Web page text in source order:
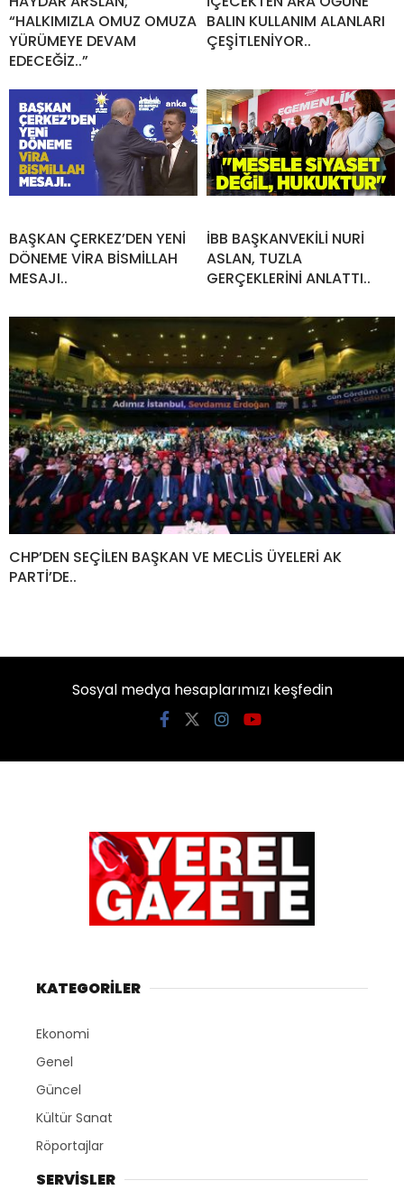
“HALKIMIZLA OMUZ OMUZA
YÜRÜMEYE DEVAM
EDECEĞİZ..”
BALIN KULLANIM ALANLARI
ÇEŞİTLENİYOR..
BAŞKAN ÇERKEZ’DEN YENİ
DÖNEME VİRA BİSMİLLAH
MESAJI..
İBB BAŞKANVEKİLİ NURİ
ASLAN, TUZLA
GERÇEKLERİNİ ANLATTI..
CHP’DEN SEÇİLEN BAŞKAN VE MECLİS ÜYELERİ AK
PARTİ’DE..
Sosyal medya hesaplarımızı keşfedin
KATEGORİLER
Ekonomi
Genel
Güncel
Kültür Sanat
Röportajlar
SERVİSLER